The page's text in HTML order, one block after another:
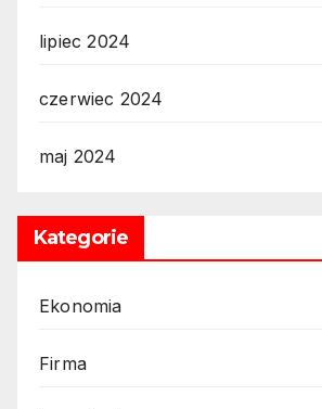
lipiec 2024
czerwiec 2024
maj 2024
Kategorie
Ekonomia
Firma